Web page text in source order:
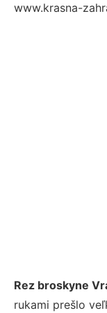
www.krasna-
Rez broskyne
rukami prešlo